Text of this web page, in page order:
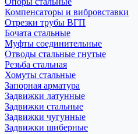
Компенсаторы и вибровставки
Отрезки трубы ВГП
Бочата стальные
Муфты соединительные
Отводы стальные гнутые
Резьба стальная
Хомуты стальные
Запорная арматура
Задвижки латунные
Задвижки стальные
Задвижки чугунные
Задвижки шиберные